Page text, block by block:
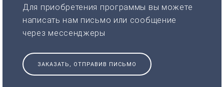
Для приобретения программы вы можете
написать нам письмо или сообщение
через мессенджеры
ЗАКАЗАТЬ, ОТПРАВИВ ПИСЬМО